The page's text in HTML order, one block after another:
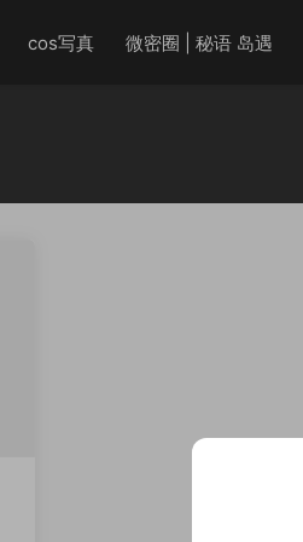
cos写真 微密圈 | 秘语 岛遇